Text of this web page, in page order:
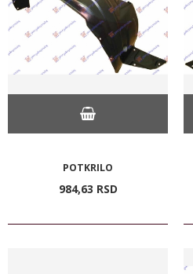
POTKRILO
984,63 RSD